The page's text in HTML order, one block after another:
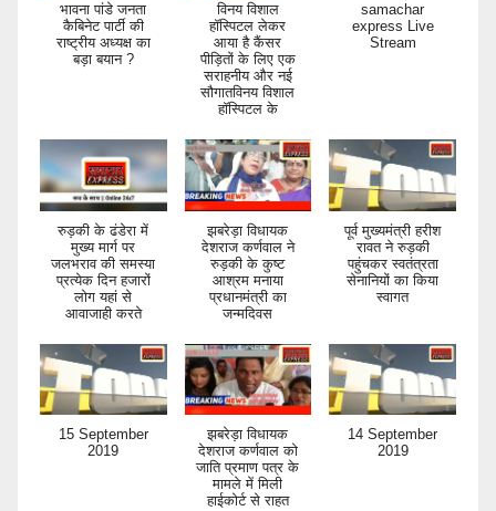
भावना पांडे जनता
कैबिनेट पार्टी की
राष्ट्रीय अध्यक्ष का
बड़ा बयान ?
विनय विशाल
हॉस्पिटल लेकर
आया है कैंसर
पीड़ितों के लिए एक
सराहनीय और नई
सौगातविनय विशाल
हॉस्पिटल के
samachar
express Live
Stream
रुड़की के ढंडेरा में
मुख्य मार्ग पर
जलभराव की समस्या
प्रत्येक दिन हजारों
लोग यहां से
आवाजाही करते
झबरेड़ा विधायक
देशराज कर्णवाल ने
रुड़की के कुष्ट
आश्रम मनाया
प्रधानमंत्री का
जन्मदिवस
पूर्व मुख्यमंत्री हरीश
रावत ने रुड़की
पहुंचकर स्वतंत्रता
सेनानियों का किया
स्वागत
15 September
2019
झबरेड़ा विधायक
देशराज कर्णवाल को
जाति प्रमाण पत्र के
मामले में मिली
हाईकोर्ट से राहत
14 September
2019